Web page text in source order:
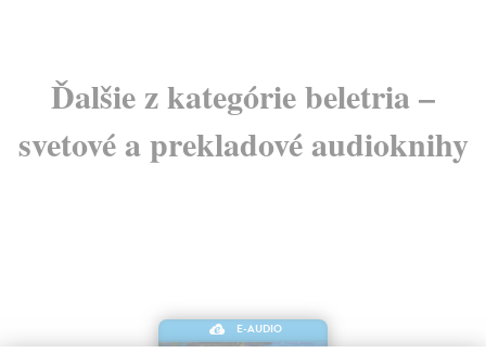
Ďalšie z kategórie beletria –
svetové a prekladové audioknihy
E-AUDIO